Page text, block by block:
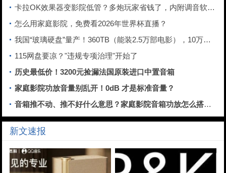
卡拉OK效果器变影院低管？多炮玩家省钱了，内附调音软件免费下载
怎么用家庭影院，免费看2026年世界杯直播？
我国“玻璃硬盘”量产！360TB（能装2.5万部电影），10万年寿命，成本仅传统1/10
115网盘要凉？"违规专项治理"开始了
历史最低价！3200元捡漏法国原装进口中置音箱
家庭影院功放音量别乱开！0dB 才是标准音量？
音箱推不动、推不好什么意思？家庭影院音箱功放怎么搭配？
新文速报